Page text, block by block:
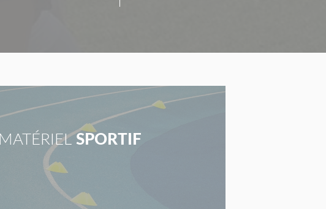
MATÉRIEL SPORTIF